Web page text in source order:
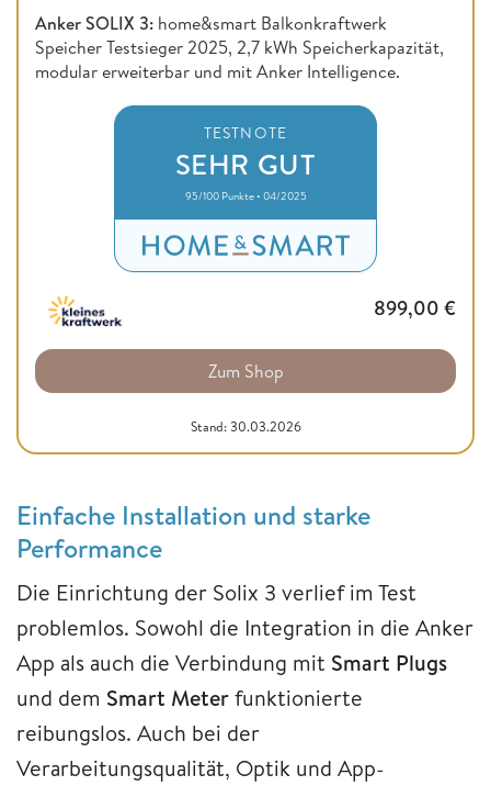
Anker SOLIX 3: home&smart Balkonkraftwerk
Speicher Testsieger 2025, 2,7 kWh Speicherkapazität,
modular erweiterbar und mit Anker Intelligence.
TESTNOTE
SEHR GUT
95/100 Punkte • 04/2025
899,00 €
Zum Shop
Stand: 30.03.2026
Einfache Installation und starke
Performance
Die Einrichtung der Solix 3 verlief im Test
problemlos. Sowohl die Integration in die Anker
App als auch die Verbindung mit Smart Plugs
und dem Smart Meterfunktionierte
reibungslos. Auch bei der
Verarbeitungsqualität, Optik und App-